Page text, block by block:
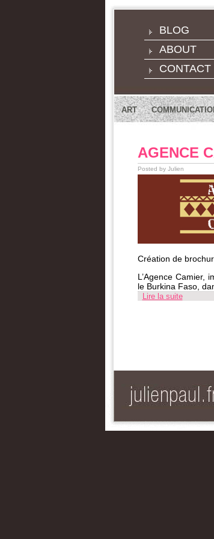
BLOG
ABOUT
CONTACT
ART
AGENCE
Posted by Julien
Création de
L’Agence Camier,
le Burkina Faso,
Lire la suite